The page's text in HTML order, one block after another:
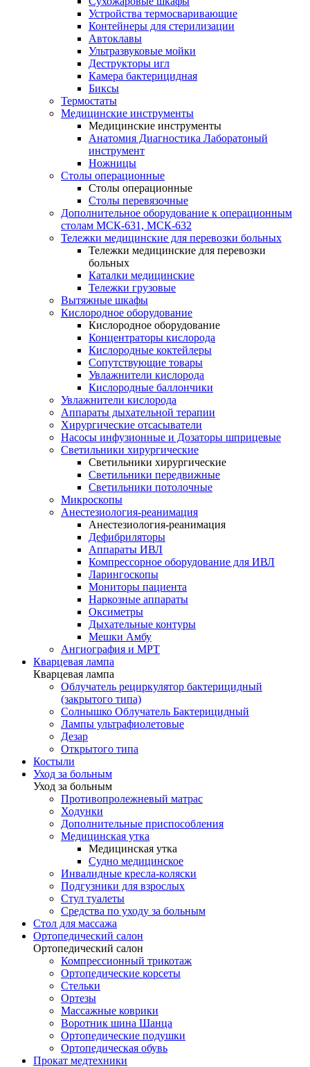
Устройства термосваривающие
Контейнеры для стерилизации
Автоклавы
Ультразвуковые мойки
Деструкторы игл
Камера бактерицидная
Биксы
Термостаты
Медицинские инструменты
Медицинские инструменты
Анатомия Диагностика Лаборатоный
инструмент
Ножницы
Столы операционные
Столы операционные
Столы перевязочные
Дополнительное оборудование к операционным
столам МСК-631, МСК-632
Тележки медицинские для перевозки больных
Тележки медицинские для перевозки
больных
Каталки медицинские
Тележки грузовые
Вытяжные шкафы
Кислородное оборудование
Кислородное оборудование
Концентраторы кислорода
Кислородные коктейлеры
Сопутствующие товары
Увлажнители кислорода
Кислородные баллончики
Увлажнители кислорода
Аппараты дыхательной терапии
Хирургические отсасыватели
Насосы инфузионные и Дозаторы шприцевые
Светильники хирургические
Светильники хирургические
Светильники передвижные
Светильники потолочные
Микроскопы
Анестезиология-реанимация
Анестезиология-реанимация
Дефибриляторы
Аппараты ИВЛ
Компрессорное оборудование для ИВЛ
Ларингоскопы
Мониторы пациента
Наркозные аппараты
Оксиметры
Дыхательные контуры
Мешки Амбу
Ангиография и МРТ
Кварцевая лампа
Кварцевая лампа
Облучатель рециркулятор бактерицидный
(закрытого типа)
Солнышко Облучатель Бактерицидный
Лампы ультрафиолетовые
Дезар
Открытого типа
Костыли
Уход за больным
Уход за больным
Противопролежневый матрас
Ходунки
Дополнительные приспособления
Медицинская утка
Медицинская утка
Судно медицинское
Инвалидные кресла-коляски
Подгузники для взрослых
Стул туалеты
Средства по уходу за больным
Cтол для массажа
Ортопедический салон
Ортопедический салон
Компрессионный трикотаж
Ортопедические корсеты
Стельки
Ортезы
Массажные коврики
Воротник шина Шанца
Ортопедические подушки
Ортопедическая обувь
Прокат медтехники